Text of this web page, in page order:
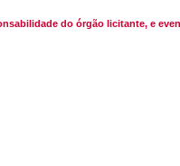
do órgão licitante, e